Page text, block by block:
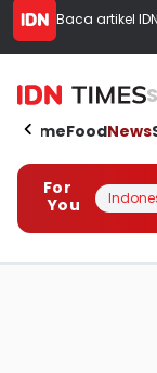
Baca artikel
HomeFoodNews
For
You